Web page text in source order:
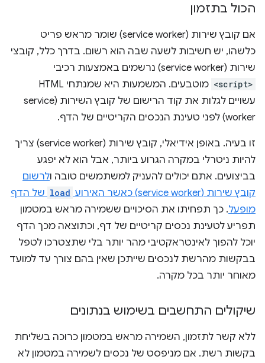
הכול בתזמון
אם קובץ שירות (service worker) שומר מראש פריט
כלשהו, יש חשיבות לשעה שבה הוא רשום. בדרך כלל, קובצי
שירות (service worker) נרשמים באמצעות רכיבי
<script>
מוטבעים. המשמעות היא שמנתחי HTML
עשויים לגלות את קוד הרישום של קובץ השירות (service
worker) לפני טעינת הנכסים הקריטיים של הדף.
זו בעיה. באופן אידיאלי, קובץ שירות (service worker) צריך
להיות ניטרלי במקרה הגרוע ביותר, אבל הוא לא יפגע
בביצועים. אתם יכולים להעניק למשתמשים טובה ולרשום
קובץ שירות (service worker) כאשר האירוע
load של הדף
מופעל. כך תפחיתו את הסיכויים ששמירה מראש במטמון
תפריע לטעינת נכסים קריטיים של דף, וכתוצאה מכך הדף
יוכל להפוך לאינטראקטיבי מהר יותר בלי שתצטרכו לטפל
בבקשות מהרשת לנכסים שייתכן שאין בהם צורך עד למועד
מאוחר יותר בכל מקרה.
שיקולים התחשבים בשימוש בנתונים
ללא קשר לתזמון, השמירה מראש במטמון כרוכה בשליחת
בקשות רשת. אם מניפסט של נכסים לשמירה במטמון לא